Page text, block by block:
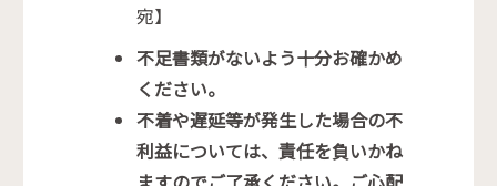
宛】
不足書類がないよう十分お確かめ
ください。
不着や遅延等が発生した場合の不
利益については、責任を負いかね